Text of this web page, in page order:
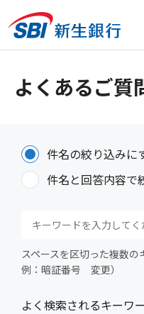
よくあるご質
件名の絞り込みに
件名と回答内容で
スペースを区切った複数
例：暗証番号 変更）
よく検索されるキーワ